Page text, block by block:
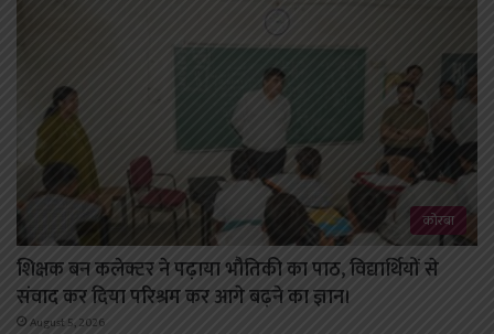
कोरबा
शिक्षक बन कलेक्टर ने पढ़ाया भौतिकी का पाठ, विद्यार्थियों से
संवाद कर दिया परिश्रम कर आगे बढ़ने का ज्ञान।
August 5, 2026